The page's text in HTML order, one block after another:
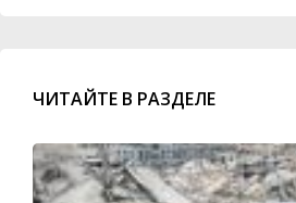
ЧИТАЙТЕ В РАЗДЕЛЕ